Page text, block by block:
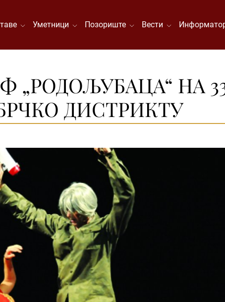
Уметници Позориште Вести
„РОДОЉУБАЦА“ НА
ДИСТРИКТУ